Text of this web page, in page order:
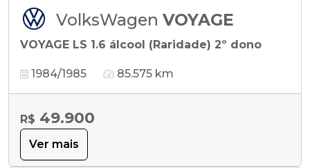
VolksWagen VOYAGE
VOYAGE LS 1.6 álcool (Raridade) 2º dono
1984/1985 85.575 km
R$ 49.900
Ver mais